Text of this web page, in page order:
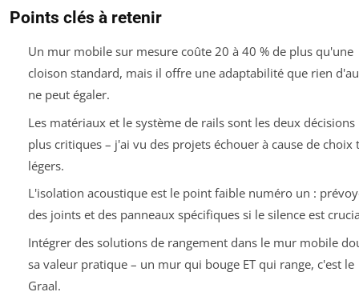
Points clés à retenir
Un mur mobile sur mesure coûte 20 à 40 % de plus qu'une
cloison standard, mais il offre une adaptabilité que rien
ne peut égaler.
Les matériaux et le système de rails sont les deux décisions
plus critiques – j'ai vu des projets échouer à cause de choix
légers.
L'isolation acoustique est le point faible numéro un :
des joints et des panneaux spécifiques si le silence est
Intégrer des solutions de rangement dans le mur mobile
sa valeur pratique – un mur qui bouge ET qui range, c'est le
Graal.